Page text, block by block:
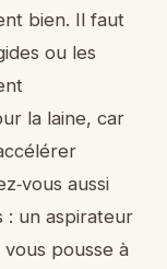
bien. Il faut
ou les
la laine, car
aussi
: un aspirateur
pousse à